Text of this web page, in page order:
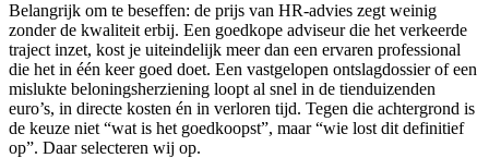
Belangrijk om te beseffen: de prijs van HR-advies zegt weinig
zonder de kwaliteit erbij. Een goedkope adviseur die het verkeerde
traject inzet, kost je uiteindelijk meer dan een ervaren professional
die het in één keer goed doet. Een vastgelopen ontslagdossier of een
mislukte beloningsherziening loopt al snel in de tienduizenden
euro’s, in directe kosten én in verloren tijd. Tegen die achtergrond is
de keuze niet “wat is het goedkoopst”, maar “wie lost dit definitief
op”. Daar selecteren wij op.